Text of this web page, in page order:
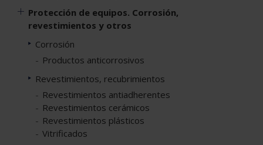
Protección de equipos. Corrosión,
revestimientos y otros
Corrosión
Productos anticorrosivos
Revestimientos, recubrimientos
Revestimientos antiadherentes
Revestimientos cerámicos
Revestimientos plásticos
Vitrificados